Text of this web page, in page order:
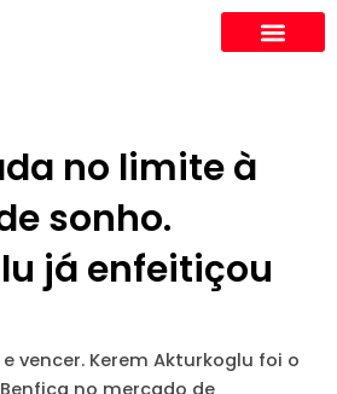
no limite à
sonho.
já enfeitiçou
vencer. Kerem Akturkoglu foi o
no mercado de